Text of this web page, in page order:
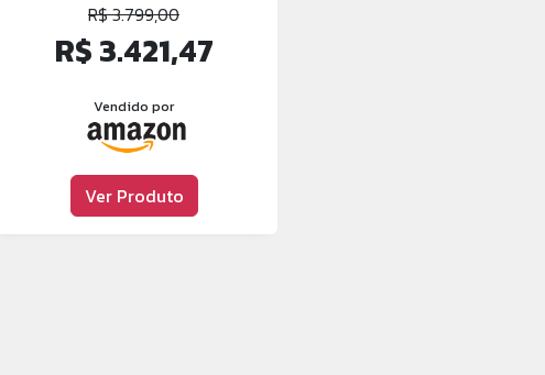
R$ 3.799,00
R$ 3.421,47
Vendido por
Ver Produto